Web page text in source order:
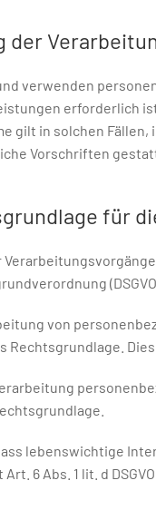
der
verwenden
erforderlich
gilt in solchen
Vorschriften
für
von
Rechtsgrundlage.
lebenswichtige
6 Abs. 1 lit. d